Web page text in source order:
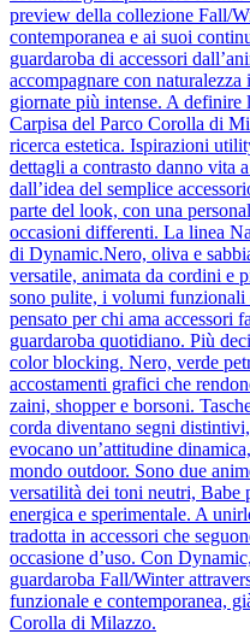
preview della collezione Fall/
contemporanea e ai suoi
guardaroba di accessori
accompagnare con
giornate più intense. A
Carpisa del Parco Corolla di
ricerca estetica. Ispirazioni
dettagli a contrasto danno vita
dall’idea del semplice
parte del look, con una
occasioni differenti. La linea
di Dynamic.Nero, oliva e
versatile, animata da cordini e
sono pulite, i volumi funzionali
pensato per chi ama accessori
guardaroba quotidiano. Più
color blocking. Nero, verde
accostamenti grafici che
zaini, shopper e borsoni.
corda diventano segni
evocano un’attitudine
mondo outdoor. Sono due
versatilità dei toni neutri, Babe
energica e sperimentale. A
tradotta in accessori che
occasione d’uso. Con
guardaroba Fall/Winter
funzionale e contemporanea,
Corolla di Milazzo.